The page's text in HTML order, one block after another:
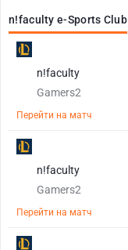
n!faculty e-Sports Club
n!faculty
Gamers2
Перейти на матч
n!faculty
Gamers2
Перейти на матч